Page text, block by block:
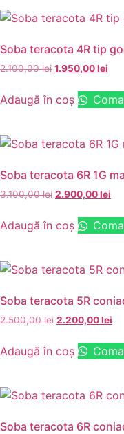
Soba teracota 4R tip
2.100,00lei 1.950,00lei
Adaugă în coș
Soba teracota 6R 1G
3.100,00lei 2.900,00lei
Adaugă în coș
Soba teracota 5R
2.500,00lei 2.200,00lei
Adaugă în coș
Soba teracota 6R